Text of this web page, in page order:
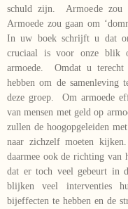
schuld zijn. Armoede zou
Armoede zou gaan om
In uw boek schrijft u dat
cruciaal is voor onze blik
armoede. Omdat u terecht
hebben om de
deze groep. Om armoede
van mensen met geld op
zullen de hoogopgeleiden
naar zichzelf moeten
daarmee ook de richting van
dat er toch veel gebeurt in
blijken veel interventies
bijeffecten te hebben en de